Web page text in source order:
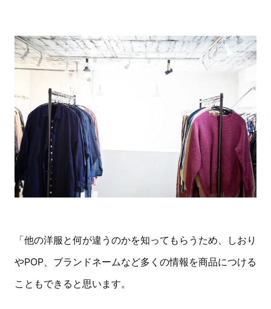
「他の洋服と何が違うのかを知ってもらうため、しおり
やPOP、ブランドネームなど多くの情報を商品につける
こともできると思います。